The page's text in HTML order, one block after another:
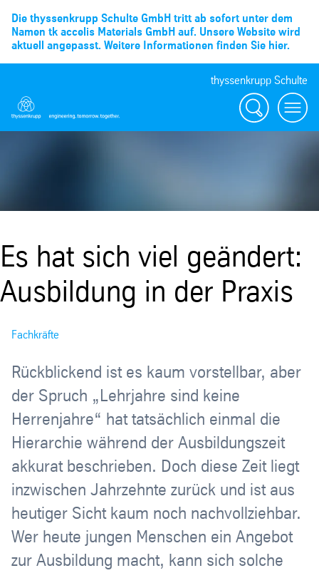
Die thyssenkrupp Schulte GmbH tritt ab sofort unter dem
Namen tk accelis Materials GmbH auf. Unsere Website wird
aktuell angepasst. Weitere Informationen finden Sie hier.
thyssenkrupp Schulte
Suche
Menü
Es hat sich viel geändert:
Ausbildung in der Praxis
Fachkräfte
Rückblickend ist es kaum vorstellbar, aber
der Spruch „Lehrjahre sind keine
Herrenjahre“ hat tatsächlich einmal die
Hierarchie während der Ausbildungszeit
akkurat beschrieben. Doch diese Zeit liegt
inzwischen Jahrzehnte zurück und ist aus
heutiger Sicht kaum noch nachvollziehbar.
Wer heute jungen Menschen ein Angebot
zur Ausbildung macht, kann sich solche